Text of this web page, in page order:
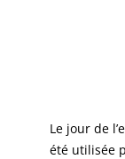
Le jour de
été utilisée